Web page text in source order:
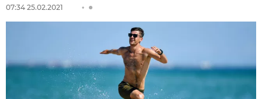
07:34 25.02.2021